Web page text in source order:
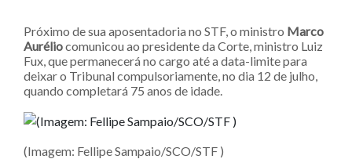
Próximo de sua aposentadoria no STF, o ministro Marco
Auréliocomunicou ao presidente da Corte, ministro Luiz
Fux, que permanecerá no cargo até a data-limite para
deixar o Tribunal compulsoriamente, no dia 12 de julho,
quando completará 75 anos de idade.
(Imagem: Fellipe Sampaio/SCO/STF )